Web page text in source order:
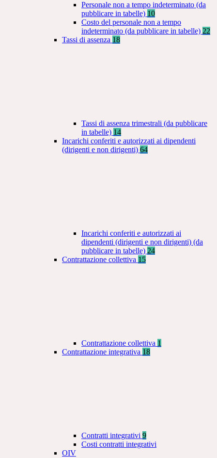
Personale non a tempo indeterminato (da
pubblicare in tabelle) 10
Costo del personale non a tempo
indeterminato (da pubblicare in tabelle) 22
Tassi di assenza 18
Tassi di assenza trimestrali (da pubblicare
in tabelle) 14
Incarichi conferiti e autorizzati ai dipendenti
(dirigenti e non dirigenti) 64
Incarichi conferiti e autorizzati ai
dipendenti (dirigenti e non dirigenti) (da
pubblicare in tabelle) 24
Contrattazione collettiva 15
Contrattazione collettiva 1
Contrattazione integrativa 18
Contratti integrativi 9
Costi contratti integrativi
OIV